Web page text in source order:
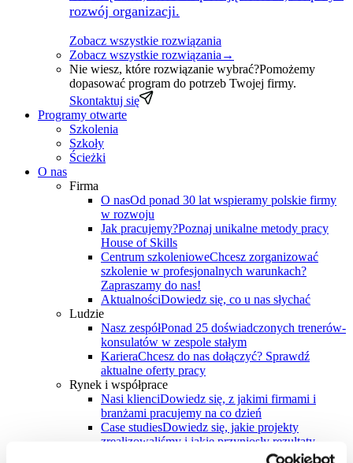
rozwój organizacji.
Zobacz wszystkie rozwiązania
Zobacz wszystkie rozwiązania →
Nie wiesz, które rozwiązanie wybrać?Pomożemy
dopasować program do potrzeb Twojej firmy.
Skontaktuj się
Programy otwarte
Szkolenia
Szkoły
Ścieżki
O nas
Firma
O nasOd ponad 30 lat wspieramy polskie firmy
w rozwoju
Jak pracujemy?Poznaj unikalne metody pracy
House of Skills
Centrum szkolenioweChcesz zorganizować
szkolenie w profesjonalnych warunkach?
Zapraszamy do nas!
AktualnościDowiedz się, co u nas słychać
Ludzie
Nasz zespółPonad 25 doświadczonych trenerów-
konsulatów w zespole stałym
KarieraChcesz do nas dołączyć? Sprawdź
aktualne oferty pracy
Rynek i współprace
Nasi klienciDowiedz się, z jakimi firmami i
branżami pracujemy na co dzień
Case studiesDowiedz się, jakie projekty
zrealizowaliśmy i jakie przyniosły rezultaty
Współpracujemy z największymi